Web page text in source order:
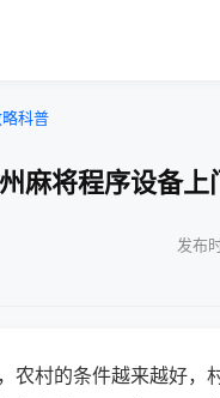
科普
麻将程序设备
发布
农村的条件越来越好，